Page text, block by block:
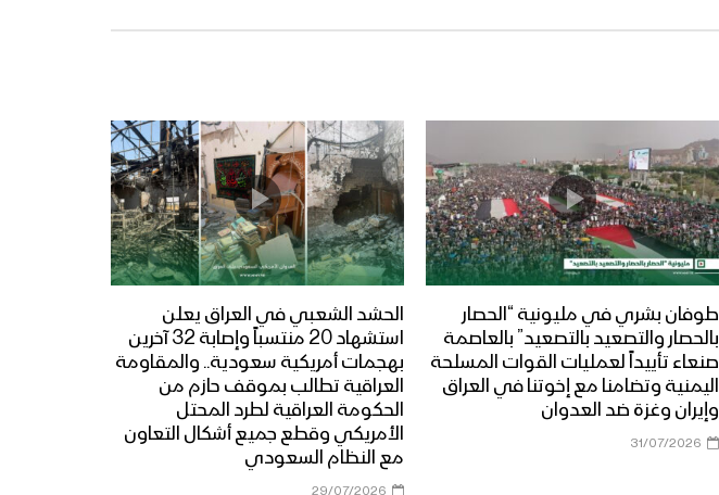
طوفان بشري في مليونية “الحصار
بالحصار والتصعيد بالتصعيد” بالعاصمة
صنعاء تأييداً لعمليات القوات المسلحة
اليمنية وتضامنا مع إخوتنا في العراق
وإيران وغزة ضد العدوان
31/07/2026
الحشد الشعبي في العراق يعلن
استشهاد 20 منتسباً وإصابة 32 آخرين
بهجمات أمريكية سعودية.. والمقاومة
العراقية تطالب بموقف حازم من
الحكومة العراقية لطرد المحتل
الأمريكي وقطع جميع أشكال التعاون
مع النظام السعودي
29/07/2026